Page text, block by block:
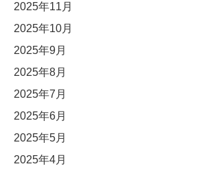
2025年11月
2025年10月
2025年9月
2025年8月
2025年7月
2025年6月
2025年5月
2025年4月